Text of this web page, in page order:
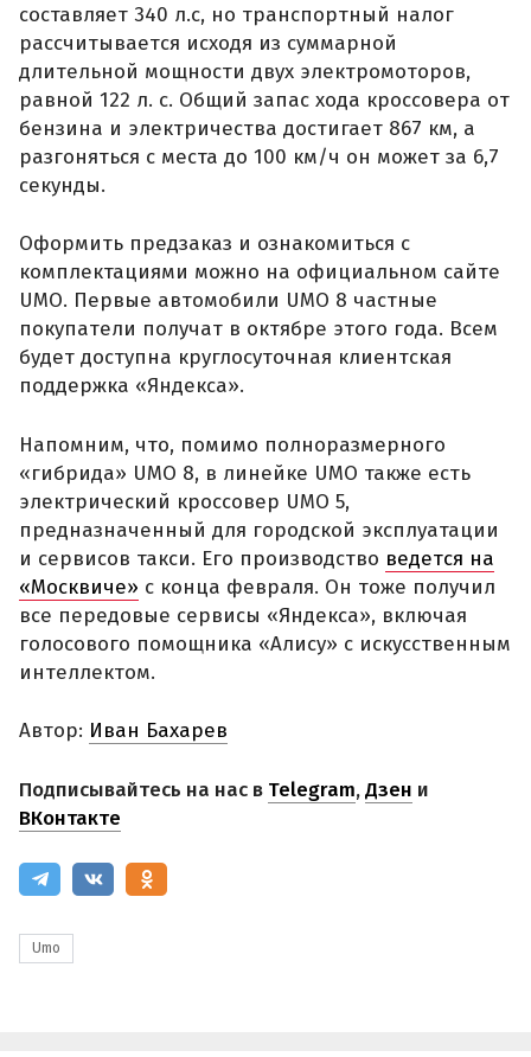
составляет 340 л.с, но транспортный налог
рассчитывается исходя из суммарной
длительной мощности двух электромоторов,
равной 122 л. с. Общий запас хода кроссовера от
бензина и электричества достигает 867 км, а
разгоняться с места до 100 км/ч он может за 6,7
секунды.
Оформить предзаказ и ознакомиться с
комплектациями можно на официальном сайте
UMO. Первые автомобили UMO 8 частные
покупатели получат в октябре этого года. Всем
будет доступна круглосуточная клиентская
поддержка «Яндекса».
Напомним, что, помимо полноразмерного
«гибрида» UMO 8, в линейке UMO также есть
электрический кроссовер UMO 5,
предназначенный для городской эксплуатации
и сервисов такси. Его производство ведется на
«Москвиче» с конца февраля. Он тоже получил
все передовые сервисы «Яндекса», включая
голосового помощника «Алису» с искусственным
интеллектом.
Автор: Иван Бахарев
Подписывайтесь на нас в Telegram,Дзен и
ВКонтакте
Umo